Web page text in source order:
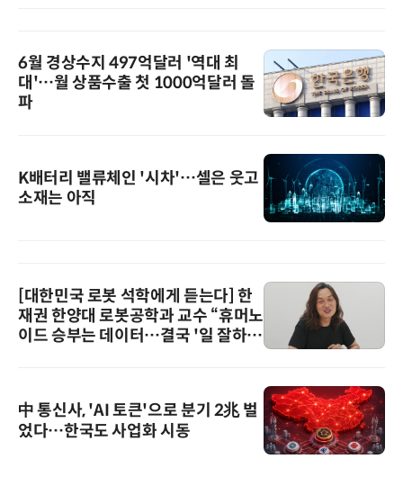
6월 경상수지 497억달러 '역대 최
대'…월 상품수출 첫 1000억달러 돌
파
K배터리 밸류체인 '시차'…셀은 웃고
소재는 아직
[대한민국 로봇 석학에게 듣는다] 한
재권 한양대 로봇공학과 교수 “휴머노
이드 승부는 데이터…결국 '일 잘하는
中 통신사, 'AI 토큰'으로 분기 2兆 벌
었다…한국도 사업화 시동